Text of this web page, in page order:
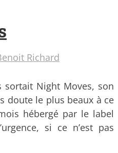
Richard
sortait Night Moves, son
doute le plus beaux à ce
hébergé par le label
si ce n’est pas